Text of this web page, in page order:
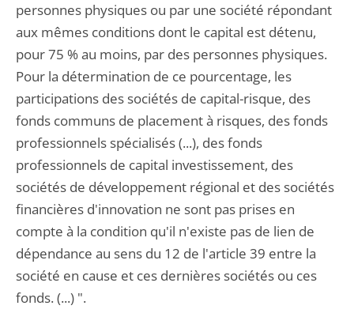
personnes physiques ou par une société répondant
aux mêmes conditions dont le capital est détenu,
pour 75 % au moins, par des personnes physiques.
Pour la détermination de ce pourcentage, les
participations des sociétés de capital-risque, des
fonds communs de placement à risques, des fonds
professionnels spécialisés (...), des fonds
professionnels de capital investissement, des
sociétés de développement régional et des sociétés
financières d'innovation ne sont pas prises en
compte à la condition qu'il n'existe pas de lien de
dépendance au sens du 12 de l'article 39 entre la
société en cause et ces dernières sociétés ou ces
fonds. (...) ".